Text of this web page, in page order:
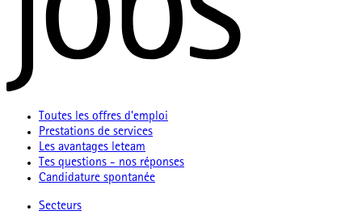
Toutes les offres d'emploi
Prestations de services
Les avantages leteam
Tes questions - nos réponses
Candidature spontanée
Secteurs